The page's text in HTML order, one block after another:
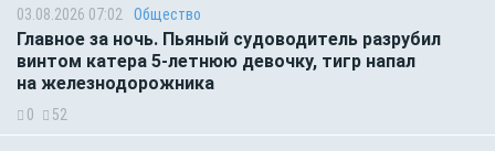
03.08.2026 07:02 Общество
Главное за ночь. Пьяный судоводитель разрубил
винтом катера 5-летнюю девочку, тигр напал
на железнодорожника
0 52